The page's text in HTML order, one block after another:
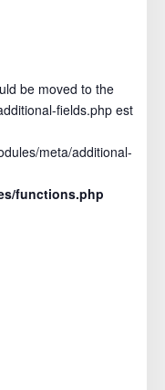
be moved to the
fields.php est
meta/additional-
functions.php